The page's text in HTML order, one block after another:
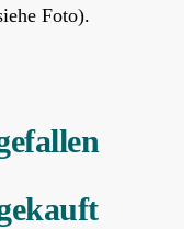
Foto).